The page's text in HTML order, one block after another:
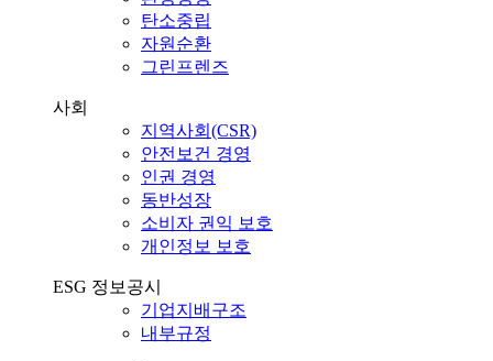
탄소중립
자원순환
그린프렌즈
사회
지역사회(CSR)
안전보건 경영
인권 경영
동반성장
소비자 권익 보호
개인정보 보호
ESG 정보공시
기업지배구조
내부규정